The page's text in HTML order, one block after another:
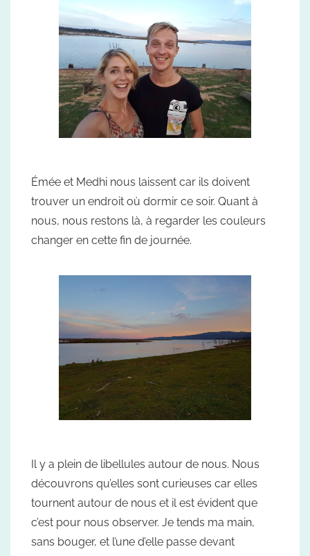
Émée et Medhi nous laissent car ils doivent
trouver un endroit où dormir ce soir. Quant à
nous, nous restons là, à regarder les couleurs
changer en cette fin de journée.
Il y a plein de libellules autour de nous. Nous
découvrons qu’elles sont curieuses car elles
tournent autour de nous et il est évident que
c’est pour nous observer. Je tends ma main,
sans bouger, et l’une d’elle passe devant